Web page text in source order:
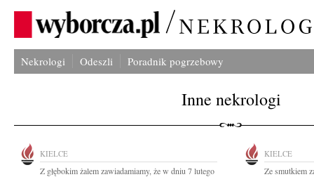
Nekrologi Odeszli Poradnik pogrzebowy
Inne nekrologi
KIELCE
Z głębokim żalem zawiadamiamy, że w dniu 7 lutego
KIELCE
Ze smutkiem